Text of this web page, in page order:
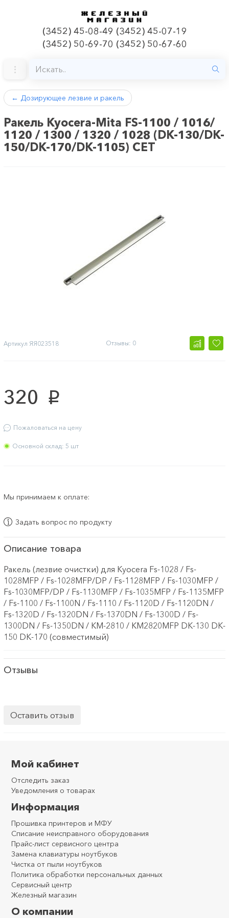
(3452) 45-08-49 (3452) 45-07-19
(3452) 50-69-70 (3452) 50-67-60
← Дозирующее лезвие и ракель
Ракель Kyocera-Mita FS-1100 / 1016/
1120 / 1300 / 1320 / 1028 (DK-130/DK-
150/DK-170/DK-1105) CET
Артикул ЯЯ023518 Отзывы: 0
320 p
Пожаловаться на цену
Основной склад: 5 шт
Мы принимаем к оплате:
Задать вопрос по продукту
Описание товара
Ракель (лезвие очистки) для Kyocera Fs-1028 / Fs-
1028MFP / Fs-1028MFP/DP / Fs-1128MFP / Fs-1030MFP /
Fs-1030MFP/DP / Fs-1130MFP / Fs-1035MFP / Fs-1135MFP
/ Fs-1100 / Fs-1100N / Fs-1110 / Fs-1120D / Fs-1120DN /
Fs-1320D / Fs-1320DN / Fs-1370DN / Fs-1300D / Fs-
1300DN / Fs-1350DN / KM-2810 / KM2820MFP DK-130 DK-
150 DK-170 (совместимый)
Отзывы
Оставить отзыв
Мой кабинет
Отследить заказ
Уведомления о товарах
Информация
Прошивка принтеров и МФУ
Списание неисправного оборудования
Прайс-лист сервисного центра
Замена клавиатуры ноутбуков
Чистка от пыли ноутбуков
Политика обработки персональных данных
Сервисный центр
Железный магазин
О компании